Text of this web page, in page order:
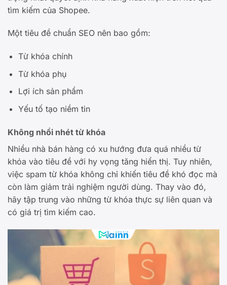
tìm kiếm của Shopee.
Một tiêu đề chuẩn SEO nên bao gồm:
Từ khóa chính
Từ khóa phụ
Lợi ích sản phẩm
Yếu tố tạo niềm tin
Không nhồi nhét từ khóa
Nhiều nhà bán hàng có xu hướng đưa quá nhiều từ
khóa vào tiêu đề với hy vọng tăng hiển thị. Tuy nhiên,
việc spam từ khóa không chỉ khiến tiêu đề khó đọc mà
còn làm giảm trải nghiệm người dùng. Thay vào đó,
hãy tập trung vào những từ khóa thực sự liên quan và
có giá trị tìm kiếm cao.